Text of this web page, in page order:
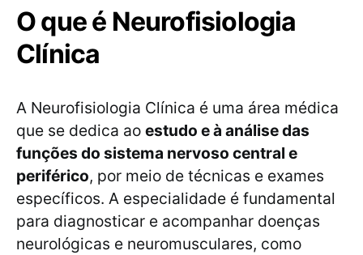
O que é Neurofisiologia
Clínica
A Neurofisiologia Clínica é uma área médica
que se dedica ao estudo e à análise das
funções do sistema nervoso central e
periférico, por meio de técnicas e exames
específicos. A especialidade é fundamental
para diagnosticar e acompanhar doenças
neurológicas e neuromusculares, como